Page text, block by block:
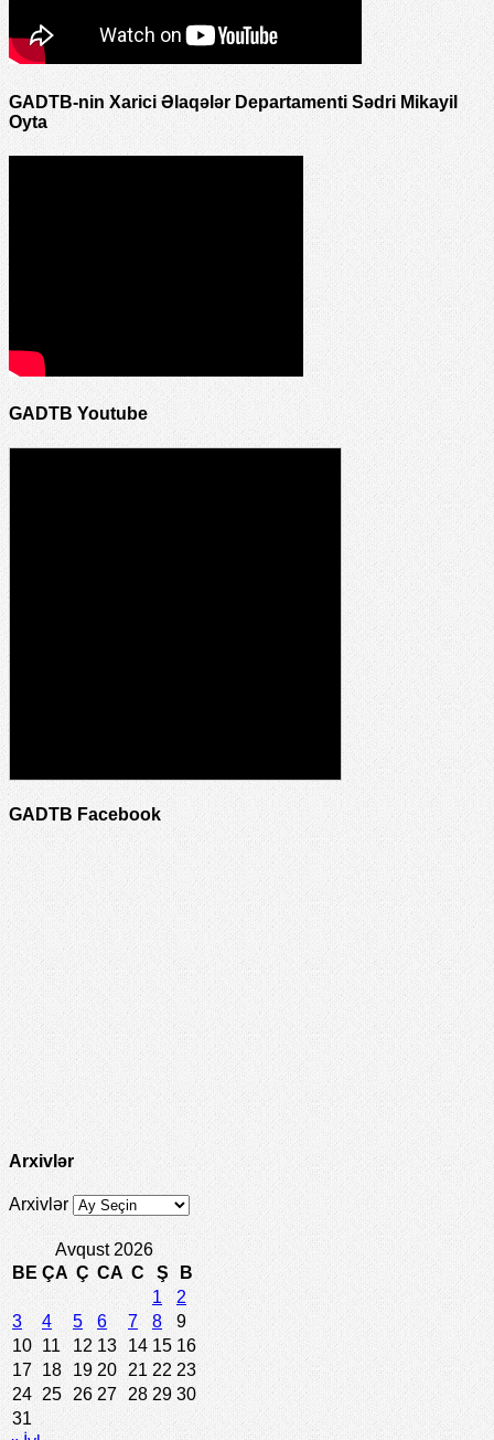
GADTB-nin Xarici Əlaqələr Departamenti Sədri Mikayil
Oyta
GADTB Youtube
GADTB Facebook
Arxivlər
Arxivlər
Avqust 2026
BE ÇA Ç CA C Ş
B
1
2
3
4 5 6 7 8
9
10 11 12 13 14 15 16
17 18 19 20 21 22 23
24 25 26 27 28 29 30
31